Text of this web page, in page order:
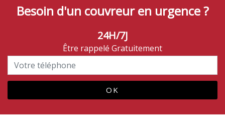
Besoin d'un couvreur en urgence ?
24H/7J
Être rappelé Gratuitement